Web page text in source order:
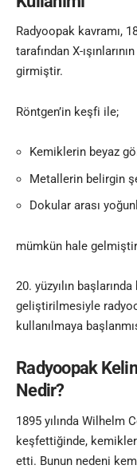
Radyoopak kavramı,
tarafından X-
girmiştir.
Röntgen’in keşfi ile;
Kemiklerin beyaz
Metallerin belirgin
Dokular arası
mümkün hale
20. yüzyılın
geliştirilmesiyle
kullanılmaya
Radyoopak
Nedir?
1895 yılında Wilhelm
keşfettiğinde,
etti. Bunun nedeni